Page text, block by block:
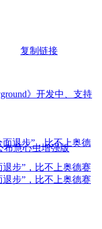
复制链接
》开发中、支持
布慧心虫增强版
退步”，比不上奥德赛
退步”，比不上奥德赛